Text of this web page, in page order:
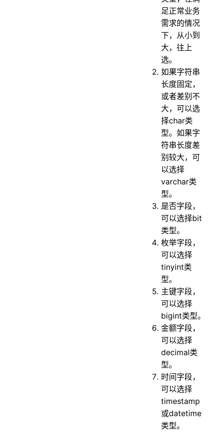
足正常业务
需求的情况
下，从小到
大，往上
选。
如果字符串
长度固定，
或者差别不
大，可以选
择char类
型。如果字
符串长度差
别较大，可
以选择
varchar类
型。
是否字段，
可以选择bit
类型。
枚举字段，
可以选择
tinyint类
型。
主键字段，
可以选择
bigint类型。
金额字段，
可以选择
decimal类
型。
时间字段，
可以选择
timestamp
或datetime
类型。